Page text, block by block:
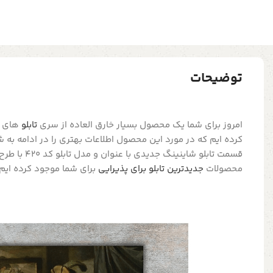
توضیحات
امروز برای شما یک محصول بسیار خارق العاده از سری تابلو های
کرده ایم که در مورد این محصول اطلاعات بهتری را در ادامه
قسمت تابلو
محصولات جدیدترین تابلو برای پذیرایی برای شما موجود کرده